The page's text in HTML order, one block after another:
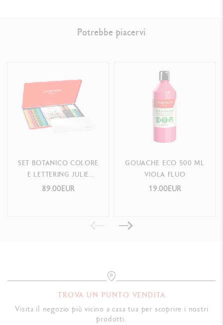
Potrebbe piacervi
SET BOTANICO COLORE
E LETTERING JULIE
THOMAS + 1 CORSO
89.00EUR
GOUACHE ECO 500 ML
VIOLA FLUO
19.00EUR
TROVA UN PUNTO VENDITA
Visita il negozio più vicino a casa tua per scoprire i nostri
prodotti.